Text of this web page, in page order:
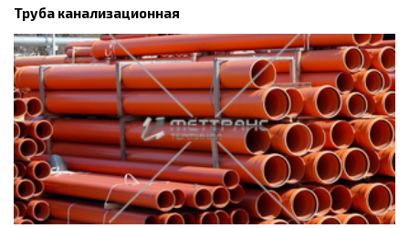
Труба канализационная